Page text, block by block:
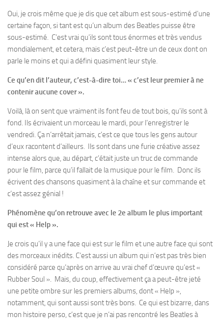
Oui, je crois même que je dis que cet album est sous-estimé d’une
certaine façon, si tant est qu’un album des Beatles puisse être
sous-estimé. C’est vrai qu’ils sont tous énormes et très vendus
mondialement, et cetera, mais c’est peut-être un de ceux dont on
parle le moins et qui a défini quasiment leur style.
Ce qu’en dit l’auteur, c’est-à-dire toi… « c’est leur premier à ne
contenir aucune cover ».
Voilà, là on sent que vraiment ils font feu de tout bois, qu’ils sont à
fond. Ils écrivaient un morceau le mardi, pour l’enregistrer le
vendredi. Ça n’arrêtait jamais, c’est ce que tous les gens autour
d’eux racontent d’ailleurs. Ils sont dans une furie créative assez
intense alors que, au départ, c’était juste un truc de commande
pour le film, parce qu’il fallait de la musique pour le film. Donc ils
écrivent des chansons quasiment à la chaîne et sur commande et
c’est assez génial !
Phénomène qu’on retrouve avec le 2e album le plus important
qui est « Help ».
Je crois qu’il y a une face qui est sur le film et une autre face qui sont
des morceaux inédits. C’est aussi un album qui n’est pas très bien
considéré parce qu’après on arrive au vrai chef d’œuvre qu’est «
Rubber Soul ». Mais, du coup, effectivement ça a peut-être jeté
une petite ombre sur les premiers albums, dont « Help »,
notamment, qui sont aussi sont très bons. Ce qui est bizarre, dans
mon histoire perso, c’est que je n’ai pas rencontré les Beatles à